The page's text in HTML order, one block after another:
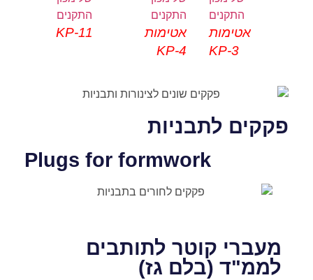
אטימות
KP-3
אטימות
KP-4
KP-11
פקקים לתבניות
Plugs for formwork
מעברי קוטר לתותבים
לממ"ד (בלם גז)